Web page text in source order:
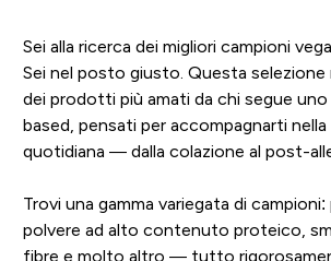
Sei alla ricerca dei migliori campioni
Sei nel posto giusto. Questa selezione
dei prodotti più amati da chi segue
based, pensati per accompagnarti
quotidiana — dalla colazione al post-
Trovi una gamma variegata di
polvere ad alto contenuto proteico,
fibre e molto altro — tutto